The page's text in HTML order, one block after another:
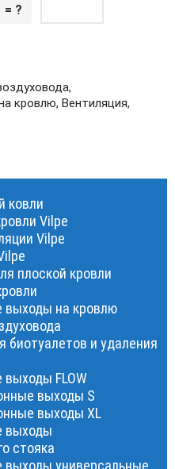
= ?
,
кровлю, Вентиляция,
ковли
Vilpe
Vilpe
плоской кровли
выходы на кровлю
биотуалетов и удаления
FLOW
выходы S
выходы XL
выходы
стояка
выходы универсальные